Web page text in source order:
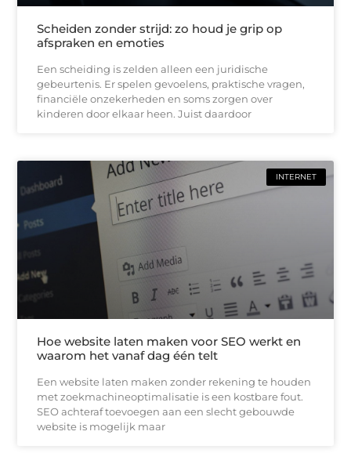
Scheiden zonder strijd: zo houd je grip op
afspraken en emoties
Een scheiding is zelden alleen een juridische
gebeurtenis. Er spelen gevoelens, praktische vragen,
financiële onzekerheden en soms zorgen over
kinderen door elkaar heen. Juist daardoor
INTERNET
Hoe website laten maken voor SEO werkt en
waarom het vanaf dag één telt
Een website laten maken zonder rekening te houden
met zoekmachineoptimalisatie is een kostbare fout.
SEO achteraf toevoegen aan een slecht gebouwde
website is mogelijk maar